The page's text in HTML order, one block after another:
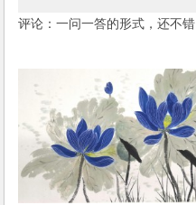
评论：一问一答的形式，还不错